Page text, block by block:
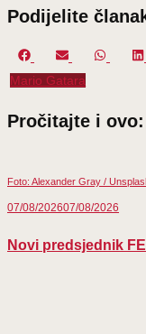
Podijelite
Share
on
Share
on
Share
Mario Gatara
Pročitajte i ovo:
Foto: Alexander Gray /
07/08/202607/08/2026
Novi predsjednik